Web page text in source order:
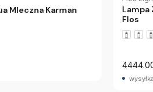
Mleczna Karman
Lampa
Flos